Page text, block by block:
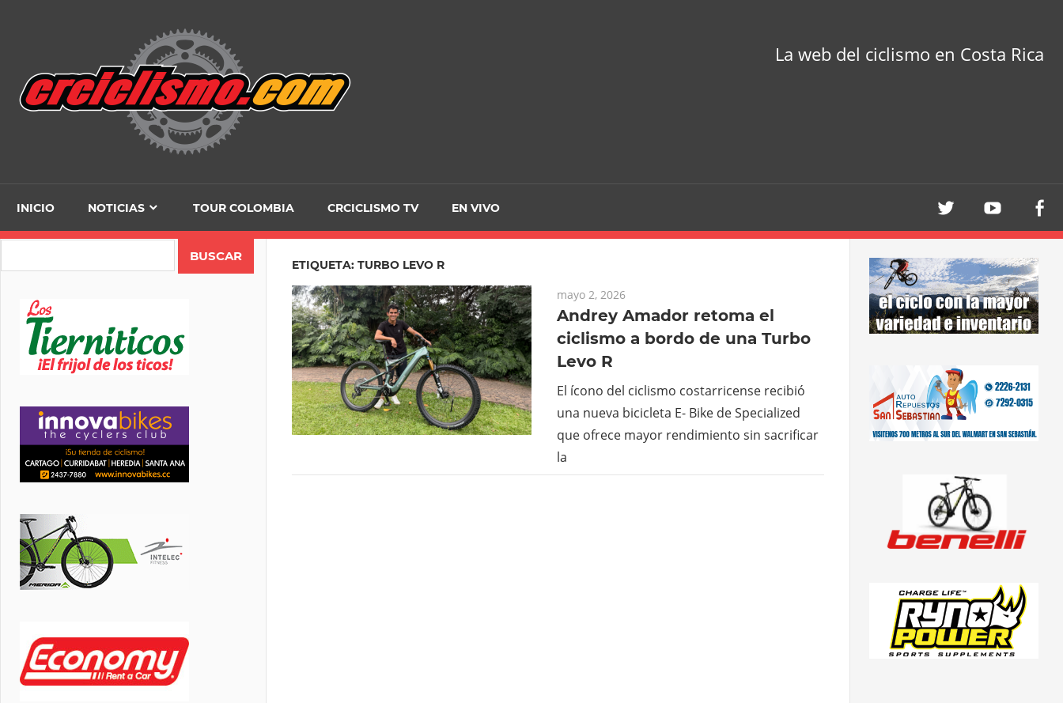
La web del ciclismo en Costa Rica
INICIO NOTICIAS TOUR COLOMBIA CRCICLISMO TV EN VIVO
ETIQUETA: TURBO LEVO R
mayo 2, 2026
Andrey Amador retoma el
ciclismo a bordo de una Turbo
Levo R
El ícono del ciclismo costarricense recibió
una nueva bicicleta E- Bike de Specialized
que ofrece mayor rendimiento sin sacrificar
la